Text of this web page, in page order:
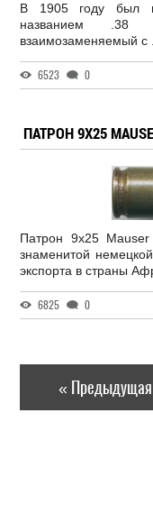
В 1905 году был
названием .38
взаимозаменяемый с
6523 0
ПАТРОН 9X25
Патрон 9x25
знаменитой
экспорта в страны
6825 0
« Предыдущая